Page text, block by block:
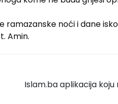
ramazanske noći i dane
Amin.
Islam.ba aplikacija